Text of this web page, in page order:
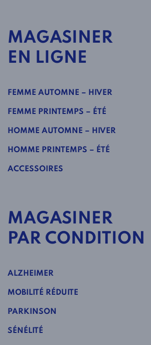
MAGASINER
EN LIGNE
FEMME AUTOMNE – HIVER
FEMME PRINTEMPS – ÉTÉ
HOMME AUTOMNE – HIVER
HOMME PRINTEMPS – ÉTÉ
ACCESSOIRES
MAGASINER
PAR CONDITION
ALZHEIMER
MOBILITÉ RÉDUITE
PARKINSON
SÉNÉLITÉ